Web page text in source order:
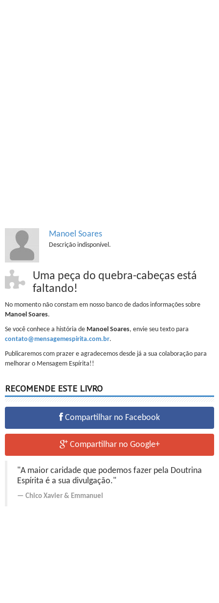
Manoel Soares
Descrição indisponível.
Uma peça do quebra-cabeças está
faltando!
No momento não constam em nosso banco de dados informações sobre
Manoel Soares.
Se você conhece a história de Manoel Soares, envie seu texto para
contato@mensagemespirita.com.br.
Publicaremos com prazer e agradecemos desde já a sua colaboração para
melhorar o Mensagem Espírita!!
RECOMENDE ESTE LIVRO
Compartilhar no Facebook
Compartilhar no Google+
"A maior caridade que podemos fazer pela Doutrina
Espírita é a sua divulgação."
Chico Xavier & Emmanuel